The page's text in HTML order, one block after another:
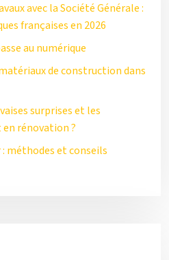
avec la Société Générale :
françaises en 2026
au numérique
de construction dans
surprises et les
rénovation ?
: méthodes et conseils